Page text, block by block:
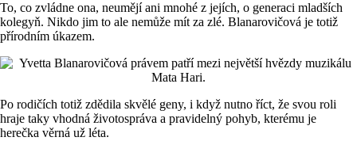
To, co zvládne ona, neumějí ani mnohé z jejích, o generaci mladších
kolegyň. Nikdo jim to ale nemůže mít za zlé. Blanarovičová je totiž
přírodním úkazem.
Po rodičích totiž zdědila skvělé geny, i když nutno říct, že svou roli
hraje taky vhodná životospráva a pravidelný pohyb, kterému je
herečka věrná už léta.